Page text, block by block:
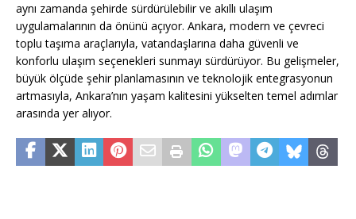
aynı zamanda şehirde sürdürülebilir ve akıllı ulaşım
uygulamalarının da önünü açıyor. Ankara, modern ve çevreci
toplu taşıma araçlarıyla, vatandaşlarına daha güvenli ve
konforlu ulaşım seçenekleri sunmayı sürdürüyor. Bu gelişmeler,
büyük ölçüde şehir planlamasının ve teknolojik entegrasyonun
artmasıyla, Ankara’nın yaşam kalitesini yükselten temel adımlar
arasında yer alıyor.